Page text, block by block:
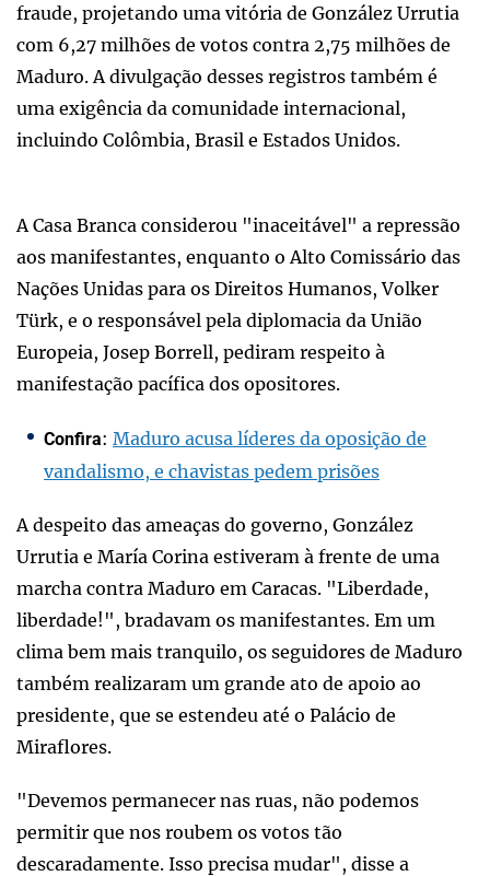
fraude, projetando uma vitória de González Urrutia
com 6,27 milhões de votos contra 2,75 milhões de
Maduro. A divulgação desses registros também é
uma exigência da comunidade internacional,
incluindo Colômbia, Brasil e Estados Unidos.
A Casa Branca considerou "inaceitável" a repressão
aos manifestantes, enquanto o Alto Comissário das
Nações Unidas para os Direitos Humanos, Volker
Türk, e o responsável pela diplomacia da União
Europeia, Josep Borrell, pediram respeito à
manifestação pacífica dos opositores.
Confira: Maduro acusa líderes da oposição de
vandalismo, e chavistas pedem prisões
A despeito das ameaças do governo, González
Urrutia e María Corina estiveram à frente de uma
marcha contra Maduro em Caracas. "Liberdade,
liberdade!", bradavam os manifestantes. Em um
clima bem mais tranquilo, os seguidores de Maduro
também realizaram um grande ato de apoio ao
presidente, que se estendeu até o Palácio de
Miraflores.
"Devemos permanecer nas ruas, não podemos
permitir que nos roubem os votos tão
descaradamente. Isso precisa mudar", disse a